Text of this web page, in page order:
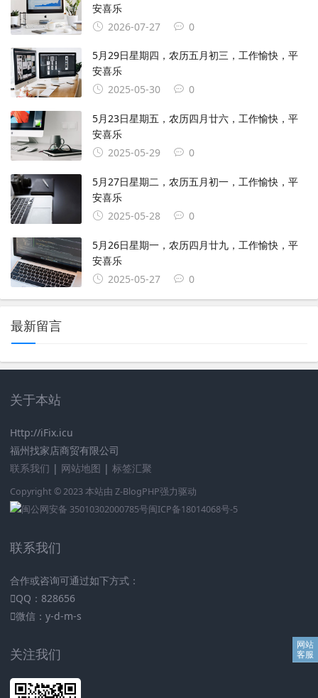
安喜乐
2026-07-27
0
5月29日星期四，农历五月初三，工作愉快，平
安喜乐
2025-05-30
0
5月23日星期五，农历四月廿六，工作愉快，平
安喜乐
2025-05-29
0
5月27日星期二，农历五月初一，工作愉快，平
安喜乐
2025-05-28
0
5月26日星期一，农历四月廿九，工作愉快，平
安喜乐
2025-05-27
0
最新留言
关于本站
Http://iFix.icu
福州找家店商贸有限公司
联系我们 | 网站地图 | 标签汇聚
Copyright © 2023 本站由 Z-BlogPHP强力驱动
闽公网安备 35010302000785号闽ICP备18014068号-5
联系我们
合作或咨询可通过如下方式：
QQ：828656
微信：y-d-m-s
关注我们